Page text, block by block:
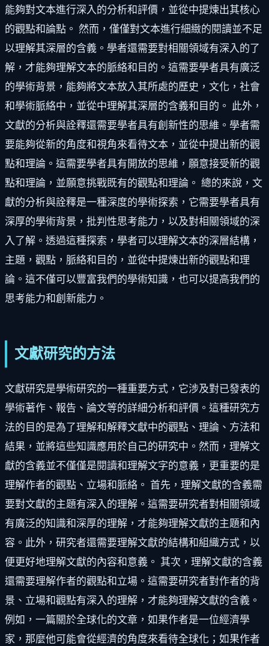
能夠對文本進行深入的分析和評價，並從中提煉出其核心
的觀點和論點。 然而，僅僅對文本進行細緻的閱讀並不足
以理解其深層的含義。學者還需要對相關領域有深入的了
解，才能夠理解文本的脈絡和目的。這需要學者具有廣泛
的學術背景，能夠將文本放入其所處的歷史，文化，社會
和學術脈絡中，並從中理解其深層的含義和目的。 此外，
文獻的分析與詮釋還需要學者具有創新性的思維。學者需
要能夠從新的角度和視角來看待文本，並從中提出新的觀
點和理論。這需要學者具有開放的思維，願意接受新的觀
點和理論，並願意挑戰既有的觀點和理論。 總的來說，文
獻的分析與詮釋是一種深度的學術探索，它需要學者具有
深厚的學術背景，批判性思考能力，以及對相關領域的深
入了解。透過這種探索，學者可以理解文本的深層結構，
主題，觀點，脈絡和目的，並從中提煉出新的觀點和理
論。這不僅可以豐富我們的學術知識，也可以提高我們的
思考能力和創新能力。
文獻研究的方法
文獻研究是學術研究的一種重要方式，它涉及對已發表的
學術著作、報告、論文等的詳細分析和評價。這種研究方
法的目的是為了理解和解釋文獻中的觀點、理論、方法和
結果，並將這些知識應用於自己的研究中。然而，理解文
獻的含義並不僅僅是閱讀和理解文字的意義，更重要的是
理解作者的觀點、立場和脈絡。 首先，理解文獻的含義需
要對文獻的主題有深入的理解。這需要研究者對相關領域
有廣泛的知識和深厚的理解，才能夠理解文獻的主題和內
容。此外，研究者還需要理解文獻的結構和組織方式，以
便更好地理解文獻的內容和意義。 其次，理解文獻的含義
還需要理解作者的觀點和立場。這需要研究者對作者的背
景、立場和觀點有深入的理解，才能夠理解文獻的含義。
例如，一篇關於全球化的文章，如果作者是一位經濟學
家，那麼他可能會從經濟的角度來看待全球化；如果作者